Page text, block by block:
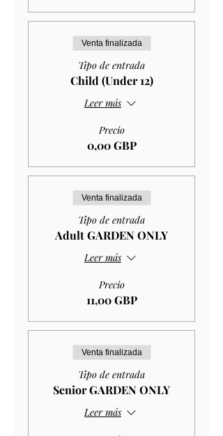
Venta finalizada
Tipo de entrada
Child (Under 12)
Leer más
Precio
0,00 GBP
Venta finalizada
Tipo de entrada
Adult GARDEN ONLY
Leer más
Precio
11,00 GBP
Venta finalizada
Tipo de entrada
Senior GARDEN ONLY
Leer más